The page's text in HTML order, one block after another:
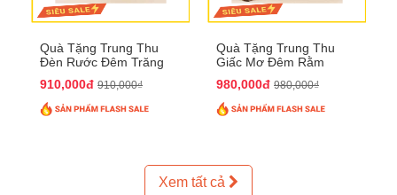
Quà Tặng Trung Thu
Đèn Rước Đêm Trăng
910,000đ 910,000₫
Quà Tặng Trung Thu
Giấc Mơ Đêm Rằm
980,000đ 980,000₫
Xem tất cả